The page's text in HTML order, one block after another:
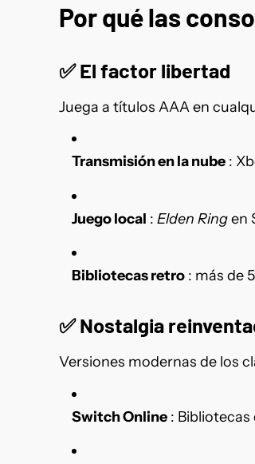
Por qué las
✅El factor libertad
Juega a títulos AAA en
Transmisión en la nube :
Juego local : Elden Ringen
Bibliotecas retro : más de
✅Nostalgia
Versiones modernas de los
Switch Online : Bibliotecas